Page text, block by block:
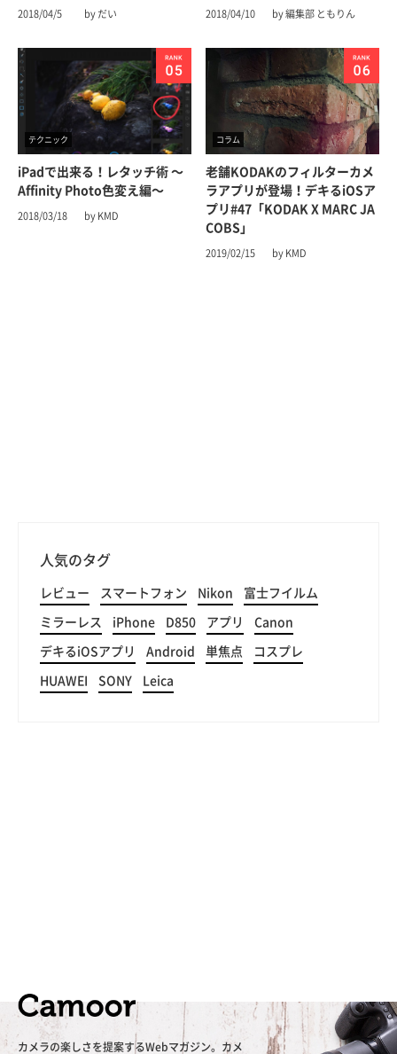
2018/04/5 by だい 2018/04/10 by 編集部 ともりん
テクニック
iPadで出来る！レタッチ術 〜
Affinity Photo色変え編〜
2018/03/18 by KMD
コラム
老舗KODAKのフィルターカメ
ラアプリが登場！デキるiOSア
プリ#47「KODAK X MARC JA
COBS」
2019/02/15 by KMD
人気のタグ
レビュー スマートフォン Nikon 富士フイルム
ミラーレス iPhone D850 アプリ Canon
デキるiOSアプリ Android 単焦点 コスプレ
HUAWEI SONY Leica
カメラの楽しさを提案するWebマガジン。カメ